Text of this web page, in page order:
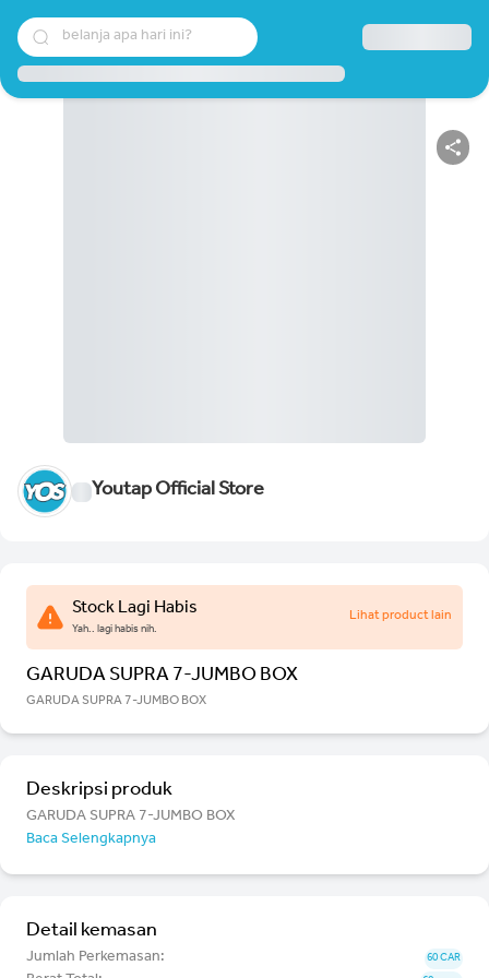
belanja apa hari ini?
Youtap Official Store
Stock Lagi Habis
Yah.. lagi habis nih.
Lihat product lain
GARUDA SUPRA 7-JUMBO BOX
GARUDA SUPRA 7-JUMBO BOX
Deskripsi produk
GARUDA SUPRA 7-JUMBO BOX
Baca Selengkapnya
Detail kemasan
Jumlah Perkemasan: 60 CAR